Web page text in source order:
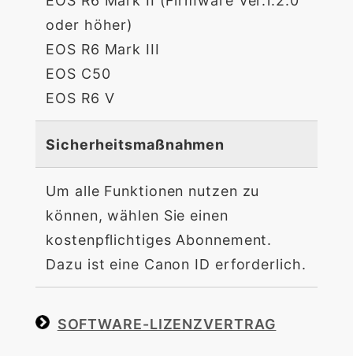
oder höher)
EOS R6 Mark III
EOS C50
EOS R6 V
Sicherheitsmaßnahmen
Um alle Funktionen nutzen zu
können, wählen Sie einen
kostenpflichtiges Abonnement.
Dazu ist eine Canon ID erforderlich.
SOFTWARE-LIZENZVERTRAG